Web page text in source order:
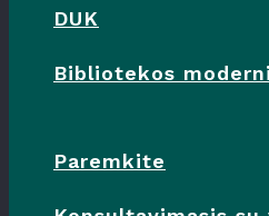
DUK
Bibliotekos
Paremkite